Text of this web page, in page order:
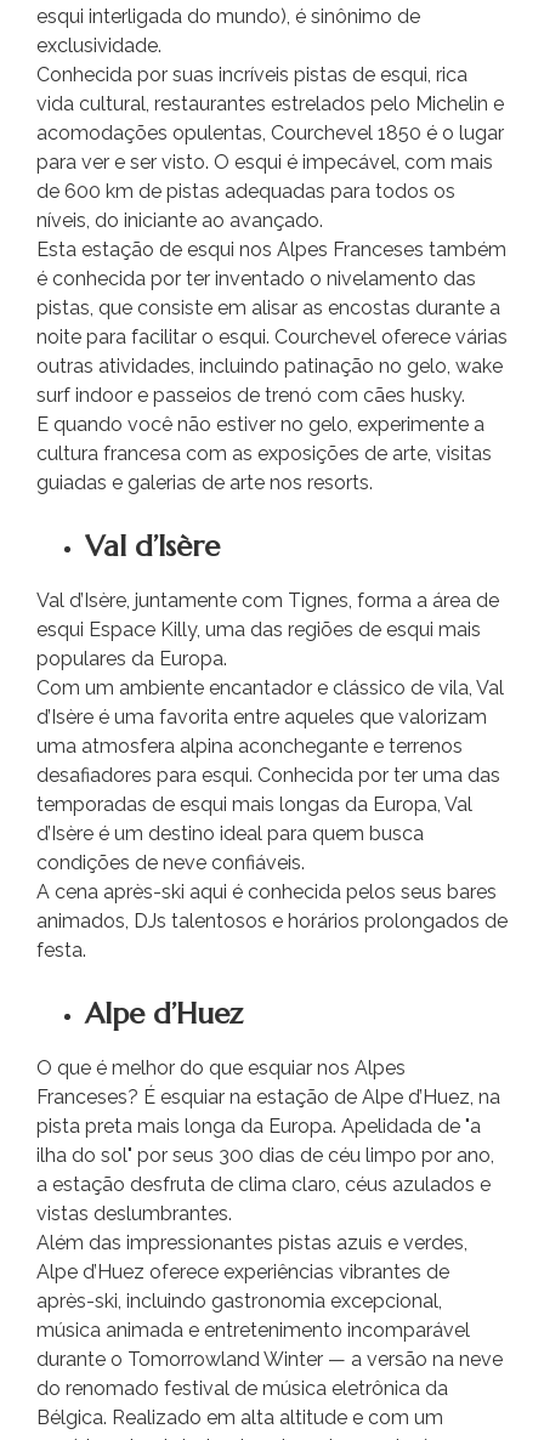
esqui interligada do mundo), é sinônimo de
exclusividade.
Conhecida por suas incríveis pistas de esqui, rica
vida cultural, restaurantes estrelados pelo Michelin e
acomodações opulentas, Courchevel 1850 é o lugar
para ver e ser visto. O esqui é impecável, com mais
de 600 km de pistas adequadas para todos os
níveis, do iniciante ao avançado.
Esta estação de esqui nos Alpes Franceses também
é conhecida por ter inventado o nivelamento das
pistas, que consiste em alisar as encostas durante a
noite para facilitar o esqui. Courchevel oferece várias
outras atividades, incluindo patinação no gelo, wake
surf indoor e passeios de trenó com cães husky.
E quando você não estiver no gelo, experimente a
cultura francesa com as exposições de arte, visitas
guiadas e galerias de arte nos resorts.
Val d’Isère
Val d’Isère, juntamente com Tignes, forma a área de
esqui Espace Killy, uma das regiões de esqui mais
populares da Europa.
Com um ambiente encantador e clássico de vila, Val
d’Isère é uma favorita entre aqueles que valorizam
uma atmosfera alpina aconchegante e terrenos
desafiadores para esqui. Conhecida por ter uma das
temporadas de esqui mais longas da Europa, Val
d’Isère é um destino ideal para quem busca
condições de neve confiáveis.
A cena après-ski aqui é conhecida pelos seus bares
animados, DJs talentosos e horários prolongados de
festa.
Alpe d’Huez
O que é melhor do que esquiar nos Alpes
Franceses? É esquiar na estação de Alpe d’Huez, na
pista preta mais longa da Europa. Apelidada de "a
ilha do sol" por seus 300 dias de céu limpo por ano,
a estação desfruta de clima claro, céus azulados e
vistas deslumbrantes.
Além das impressionantes pistas azuis e verdes,
Alpe d’Huez oferece experiências vibrantes de
après-ski, incluindo gastronomia excepcional,
música animada e entretenimento incomparável
durante o Tomorrowland Winter — a versão na neve
do renomado festival de música eletrônica da
Bélgica. Realizado em alta altitude e com um